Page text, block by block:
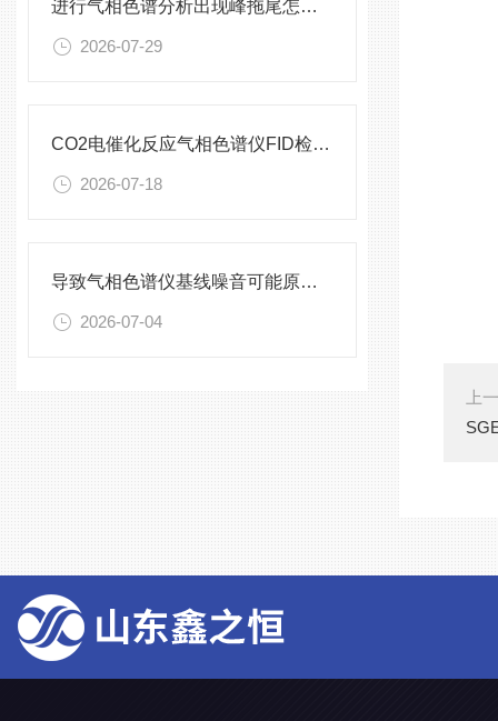
进行气相色谱分析出现峰拖尾怎么办？
2026-07-29
CO2电催化反应气相色谱仪FID检测器使用维护
2026-07-18
导致气相色谱仪基线噪音可能原因有哪些
2026-07-04
上